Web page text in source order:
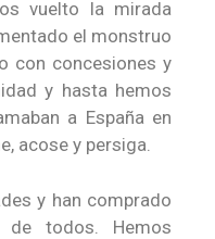
vuelto la mirada
el monstruo
con concesiones y
y hasta hemos
a España en
acose y persiga.
y han comprado
todos. Hemos